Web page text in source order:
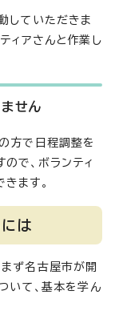
していただきま
ィアさんと作業し
せん
方で日程調整を
で、ボランティ
ます。
は
ず名古屋市が開
いて、基本を学ん